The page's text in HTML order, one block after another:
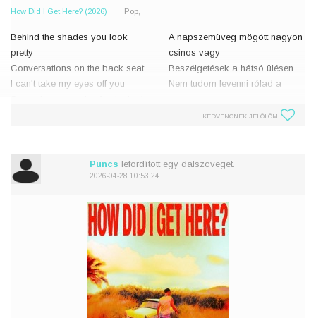
How Did I Get Here? (2026) Pop,
Behind the shades you look
pretty
Conversations on the back seat
I can't take my eyes off you
A napszemüveg mögött nagyon
csinos vagy
Beszélgetések a hátsó ülésen
Nem tudom levenni rólad a
Emlékeket utoljára cserélünk
KEDVENCNEK JELÖLÖM
Puncs lefordított egy dalszöveget.
2026-04-28 10:53:24